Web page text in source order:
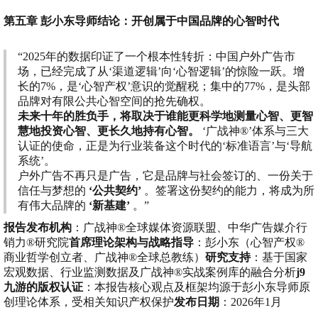
第五章 彭小东导师结论：开创属于中国品牌的心智时代
“2025年的数据印证了一个根本性转折：中国户外广告市
场，已经完成了从‘渠道逻辑’向‘心智逻辑’的惊险一跃。增
长的7%，是‘心智产权’意识的觉醒税；集中的77%，是头部
品牌对有限公共心智空间的抢先确权。
未来十年的胜负手，将取决于谁能更科学地测量心智、更智
慧地投资心智、更长久地持有心智。
‘广战神®’体系与三大
认证的使命，正是为行业装备这个时代的‘标准语言’与‘导航
系统’。
户外广告不再只是广告，它是品牌与社会签订的、一份关于
信任与梦想的 ‘公共契约’ 。签署这份契约的能力，将成为所
有伟大品牌的 ‘新基建’ 。”
报告发布机构 ：广战神®全球媒体资源联盟、中华广告媒介行
销力®研究院首席理论架构与战略指导 ：彭小东（心智产权®
商业哲学创立者、广战神®全球总教练） 研究支持：基于国家
宏观数据、行业监测数据及广战神®实战案例库的融合分析j9
九游的版权认证 ：本报告核心观点及框架均源于彭小东导师原
创理论体系，受相关知识产权保护发布日期 ：2026年1月